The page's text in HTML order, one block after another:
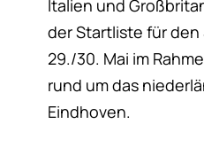
Italien und
der Startliste für den
29./30. Mai im
rund um das
Eindhoven.